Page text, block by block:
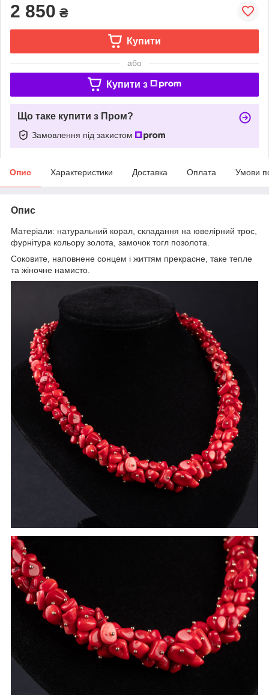
2 850 ₴
Купити
або
Купити з
Що таке купити з Пром?
Замовлення під захистом
Опис Характеристики Доставка Оплата Умови
Опис
Матеріали: натуральний корал, складання на ювелірний трос,
фурнітура кольору золота, замочок тогл позолота.
Соковите, наповнене сонцем і життям прекрасне, таке тепле
та жіночне намисто.